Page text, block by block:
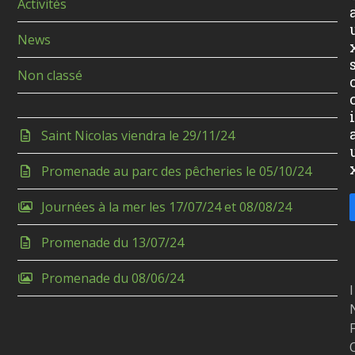
Activités
News
Non classé
Saint Nicolas viendra le 29/11/24
Promenade au parc des pêcheries le 05/10/24
Journées à la mer les 17/07/24 et 08/08/24
Promenade du 13/07/24
Promenade du 08/06/24
i
I
F